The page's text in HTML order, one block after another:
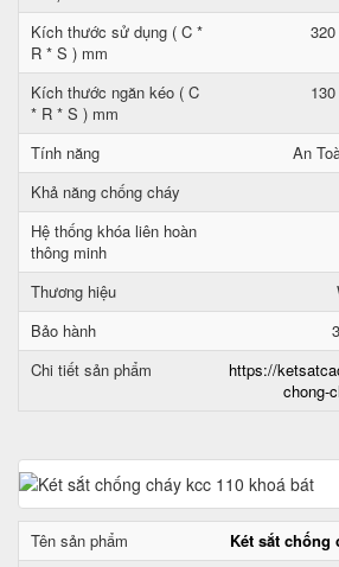
Kích thước sử dụng ( C *
R * S ) mm
Kích thước ngăn kéo ( C
* R * S ) mm
Tính năng
An
Khả năng chống cháy
Hệ thống khóa liên hoàn
thông minh
Thương hiệu
Bảo hành
Chi tiết sản phẩm
https://
chong-
Tên sản phẩm
Két sắt chống